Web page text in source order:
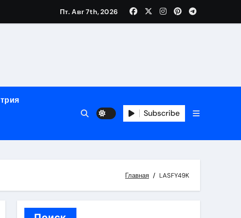
и обустройства мест отдыха
Пт. Авг 7th, 2026
Subscribe
Главная LASFY49K